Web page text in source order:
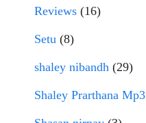
Reviews (16)
Setu (8)
shaley nibandh (29)
Shaley Prarthana Mp3